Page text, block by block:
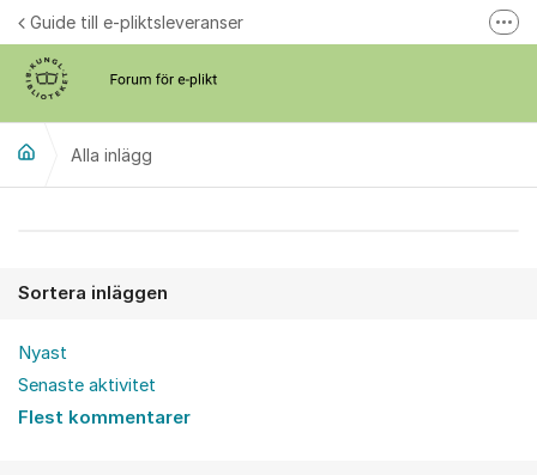
Hoppa till innehåll
Guide till e-pliktsleveranser
Alla inlägg
Sortera inläggen
Nyast
Senaste aktivitet
Flest kommentarer